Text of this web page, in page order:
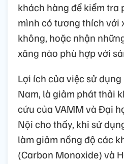
khách hàng để kiểm tra
mình có tương thích với
không, hoặc nhận
xăng nào phù hợp với
Lợi ích của việc sử
Nam, là giảm phát thải
cứu của VAMM và Đại
Nội cho thấy, khi sử
làm giảm nồng độ các
(Carbon Monoxide) và